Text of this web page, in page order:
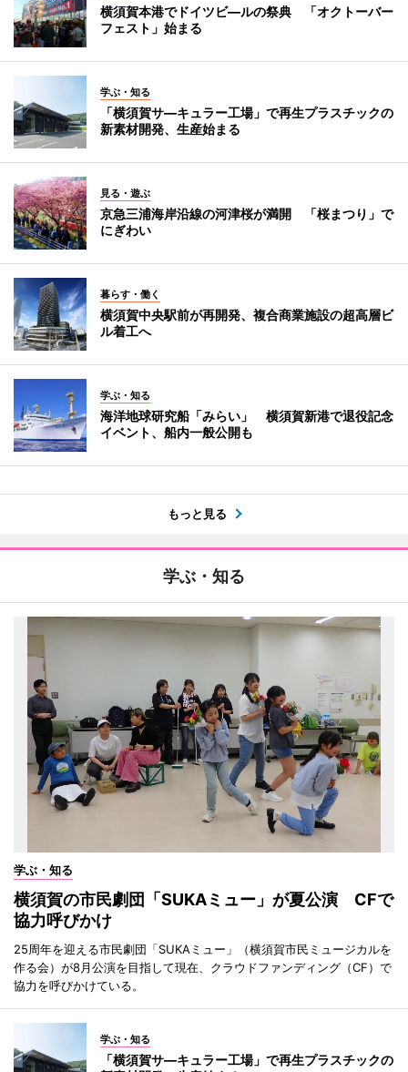
横須賀本港でドイツビ―ルの祭典 「オクトーバー
フェスト」始まる
学ぶ・知る
「横須賀サ―キュラー工場」で再生プラスチックの
新素材開発、生産始まる
見る・遊ぶ
京急三浦海岸沿線の河津桜が満開 「桜まつり」で
にぎわい
暮らす・働く
横須賀中央駅前が再開発、複合商業施設の超高層ビ
ル着工へ
学ぶ・知る
海洋地球研究船「みらい」 横須賀新港で退役記念
イベント、船内一般公開も
もっと見る
学ぶ・知る
学ぶ・知る
横須賀の市民劇団「SUKAミュー」が夏公演 CFで
協力呼びかけ
25周年を迎える市民劇団「SUKAミュー」（横須賀市民ミュージカルを
作る会）が8月公演を目指して現在、クラウドファンディング（CF）で
協力を呼びかけている。
学ぶ・知る
「横須賀サ―キュラー工場」で再生プラスチックの